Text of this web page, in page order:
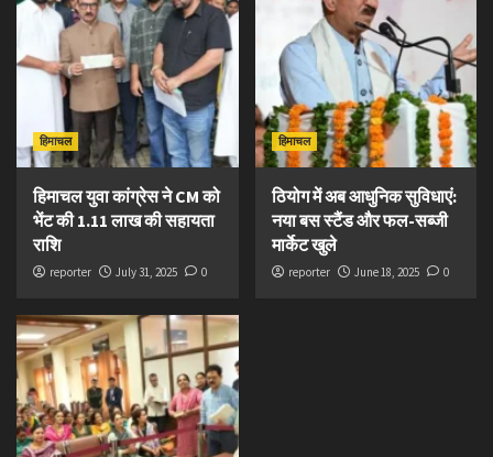
हिमाचल
हिमाचल युवा कांग्रेस ने CM को
भेंट की 1.11 लाख की सहायता
राशि
reporter July 31, 2025 0
हिमाचल
ठियोग में अब आधुनिक सुविधाएं:
नया बस स्टैंड और फल-सब्जी
मार्केट खुले
reporter June 18, 2025 0